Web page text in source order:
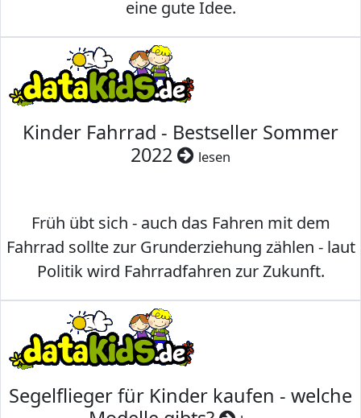
eine gute Idee.
Kinder Fahrrad - Bestseller Sommer
2022
lesen
Früh übt sich - auch das Fahren mit dem
Fahrrad sollte zur Grunderziehung zählen - laut
Politik wird Fahrradfahren zur Zukunft.
Segelflieger für Kinder kaufen - welche